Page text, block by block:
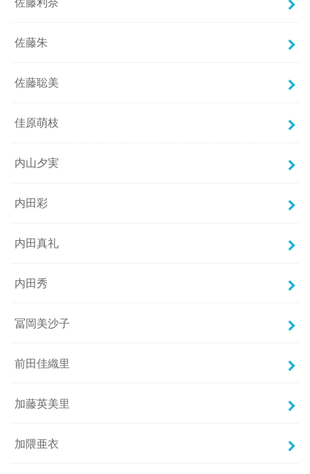
佐藤朱
佐藤聡美
佳原萌枝
内山夕実
内田彩
内田真礼
内田秀
冨岡美沙子
前田佳織里
加藤英美里
加隈亜衣